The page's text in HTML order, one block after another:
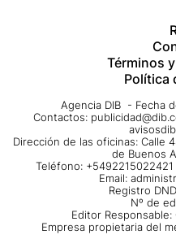
Términos
Política
Agencia DIB - Fecha
Contactos:
Dirección de las oficinas: Calle
de Buenos
Teléfono:
Email:
Registro
Nº de
Editor
Empresa propietaria del